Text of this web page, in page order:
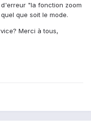
"la fonction zoom
que soit le mode.
Merci à tous,